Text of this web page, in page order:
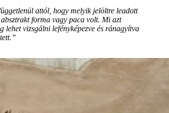
attól, hogy melyik jelöltre leadott
forma vagy paca volt. Mi azt
lehet vizsgálni lefényképezve és ránagyítva